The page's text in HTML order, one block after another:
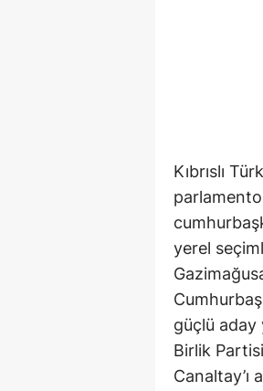
Kıbrıslı
yerel
güçlü aday
Birlik
Canaltay’ı